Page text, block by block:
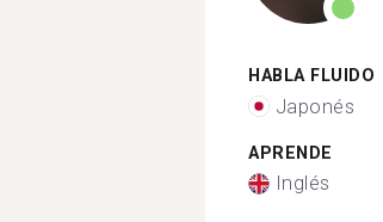
HABLA FLUIDO
Japonés
APRENDE
Inglés